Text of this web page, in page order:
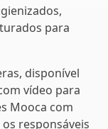
para
disponível
vídeo para
Mooca com
responsáveis